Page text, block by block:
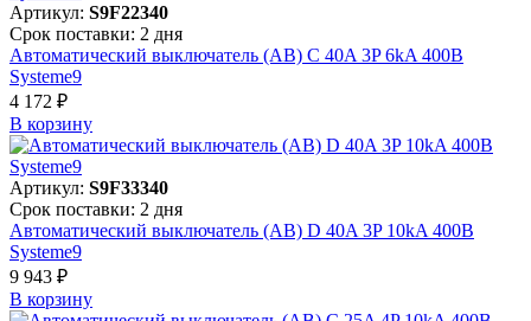
Артикул: S9F22340
Срок поставки: 2 дня
Автоматический выключатель (АВ) C 40A 3P 6kA 400В
Systeme9
4 172 ₽
В корзинy
Артикул: S9F33340
Срок поставки: 2 дня
Автоматический выключатель (АВ) D 40A 3P 10kA 400В
Systeme9
9 943 ₽
В корзинy